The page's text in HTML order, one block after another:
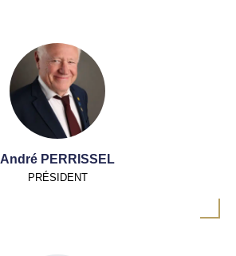
André PERRISSEL
PRÉSIDENT